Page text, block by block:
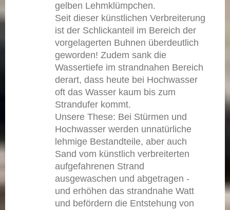
gelben Lehmklümpchen.
Seit dieser künstlichen Verbreiterung
ist der Schlickanteil im Bereich der
vorgelagerten Buhnen überdeutlich
geworden! Zudem sank die
Wassertiefe im strandnahen Bereich
derart, dass heute bei Hochwasser
oft das Wasser kaum bis zum
Strandufer kommt.
Unsere These: Bei Stürmen und
Hochwasser werden unnatürliche
lehmige Bestandteile, aber auch
Sand vom künstlich verbreiterten
aufgefahrenen Strand
ausgewaschen und abgetragen -
und erhöhen das strandnahe Watt
und befördern die Entstehung von